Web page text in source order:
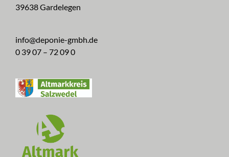
39638 Gardelegen
info@deponie-gmbh.de
0 39 07 – 72 09 0